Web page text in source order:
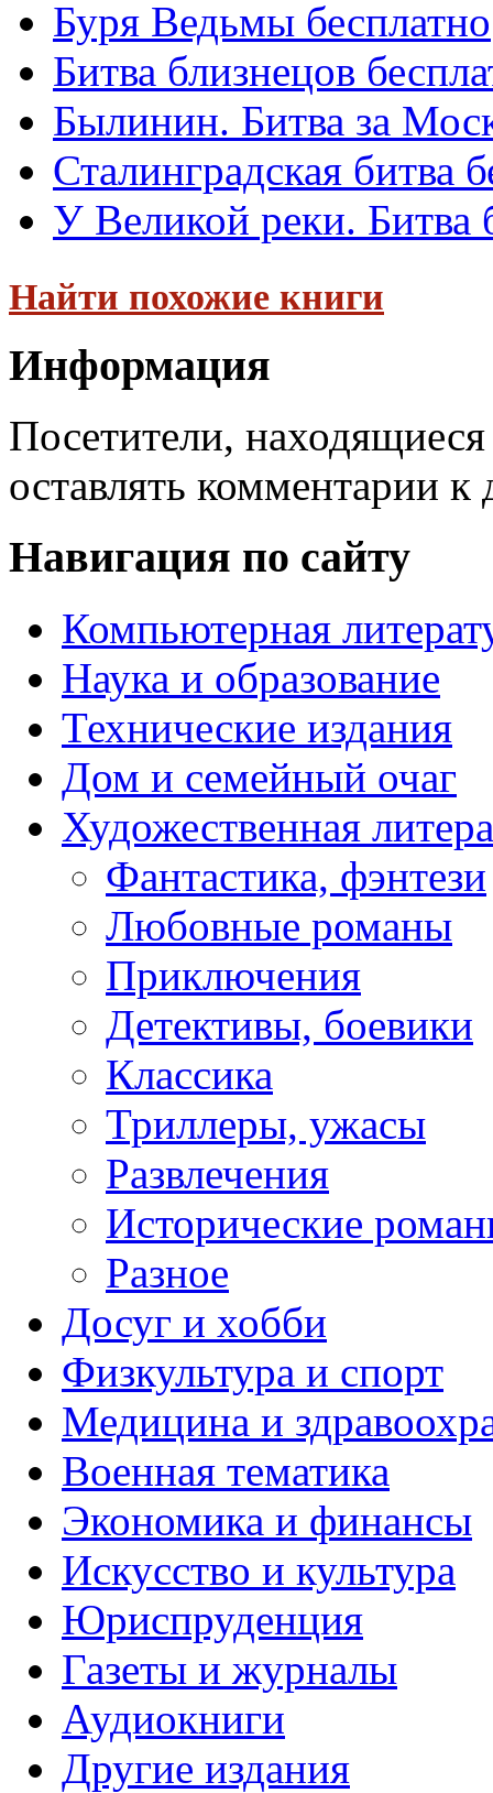
Буря Ведьмы бесплатно
Битва близнецов
Былинин. Битва за
Сталинградская битва
У Великой реки. Битва
Найти похожие книги
Информация
Посетители,
оставлять комментарии к
Навигация по сайту
Компьютерная
Наука и образование
Технические издания
Дом и семейный очаг
Художественная
Фантастика, фэнтези
Любовные романы
Приключения
Детективы, боевики
Классика
Триллеры, ужасы
Развлечения
Исторические
Разное
Досуг и хобби
Физкультура и спорт
Медицина и
Военная тематика
Экономика и финансы
Искусство и культура
Юриспруденция
Газеты и журналы
Аудиокниги
Другие издания